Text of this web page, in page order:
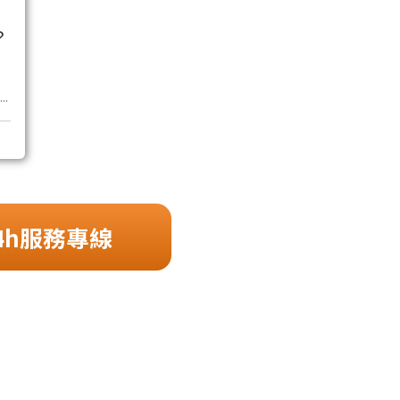
服務專線